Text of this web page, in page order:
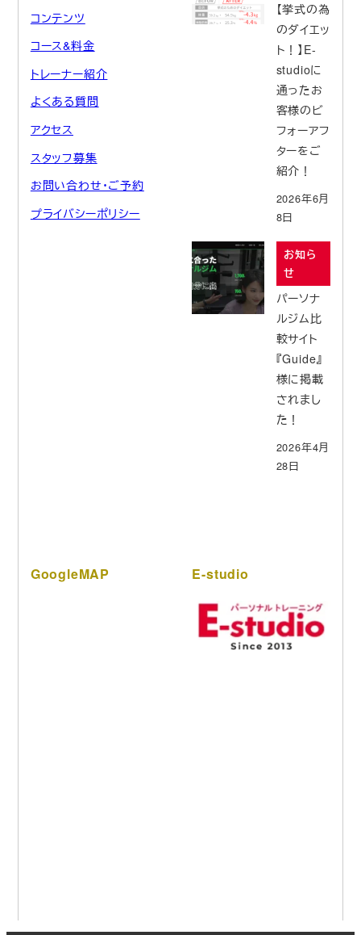
コンテンツ
コース&料金
トレーナー紹介
よくある質問
アクセス
スタッフ募集
お問い合わせ・ご予約
プライバシーポリシー
【挙式の為
のダイエッ
ト！】E-
studioに
通ったお
客様のビ
フォーアフ
ターをご
紹介！
2026年6月
8日
お知ら
せ
パーソナ
ルジム比
較サイト
『Guide』
様に掲載
されまし
た！
2026年4月
28日
GoogleMAP E-studio